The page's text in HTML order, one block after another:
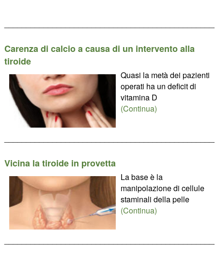
Carenza di calcio a causa di un intervento alla
tiroide
Quasi la metà dei pazienti
operati ha un deficit di
vitamina D
(Continua)
Vicina la tiroide in provetta
La base è la
manipolazione di cellule
staminali della pelle
(Continua)